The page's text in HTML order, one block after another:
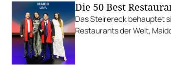
Die 50 Best
Das Steirereck behauptet
Restaurants der Welt,